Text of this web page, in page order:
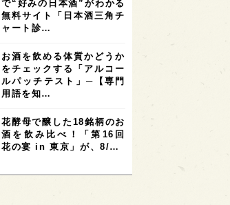
で“好みの日本酒”がわかる
無料サイト「日本酒三角チ
ャート診…
お酒を飲める体質かどうか
をチェックする「アルコー
ルパッチテスト」─【専門
用語を知…
花酵母で醸した18銘柄のお
酒を飲み比べ！「第16回
花の宴 in 東京」が、8/…